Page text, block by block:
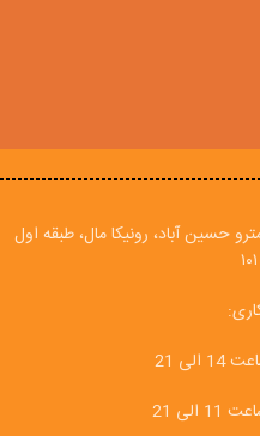
حسین آباد، رونیکا مال، طبقه اول
21
21